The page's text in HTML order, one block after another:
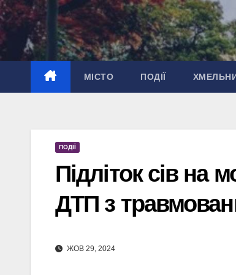
Перейти
вмісту
МІСТО ПОДІЇ
ПОДІЇ
Підліток сів на
ДТП з
ЖОВ 29, 2024